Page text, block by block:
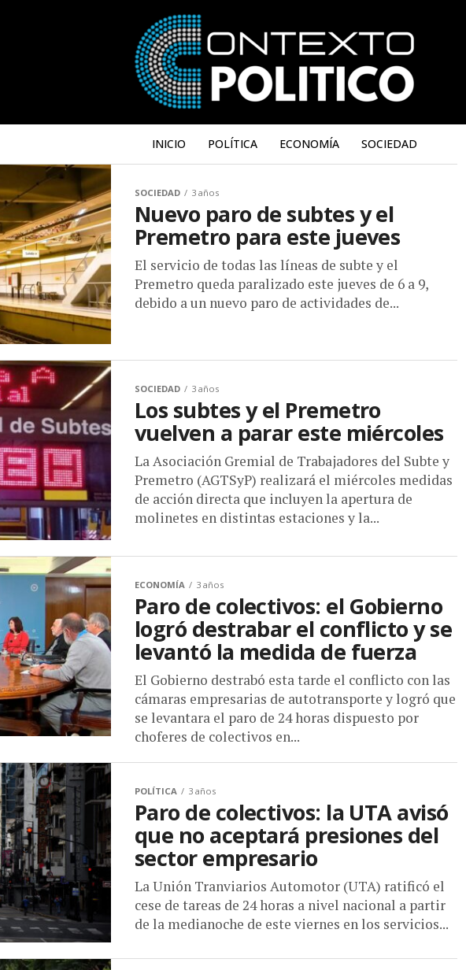
INICIO POLÍTICA ECONOMÍA SOCIEDAD
SOCIEDAD 3 años
Nuevo paro de subtes y el
Premetro para este jueves
El servicio de todas las líneas de subte y el
Premetro queda paralizado este jueves de 6 a 9,
debido a un nuevo paro de actividades de...
SOCIEDAD 3 años
Los subtes y el Premetro
vuelven a parar este miércoles
La Asociación Gremial de Trabajadores del Subte y
Premetro (AGTSyP) realizará el miércoles medidas
de acción directa que incluyen la apertura de
molinetes en distintas estaciones y la...
ECONOMÍA 3 años
Paro de colectivos: el Gobierno
logró destrabar el conflicto y se
levantó la medida de fuerza
El Gobierno destrabó esta tarde el conflicto con las
cámaras empresarias de autotransporte y logró que
se levantara el paro de 24 horas dispuesto por
choferes de colectivos en...
POLÍTICA 3 años
Paro de colectivos: la UTA avisó
que no aceptará presiones del
sector empresario
La Unión Tranviarios Automotor (UTA) ratificó el
cese de tareas de 24 horas a nivel nacional a partir
de la medianoche de este viernes en los servicios...